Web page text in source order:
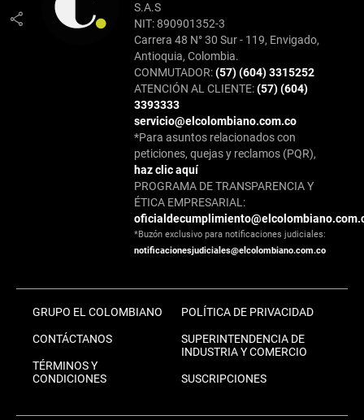
share
S.A.S
NIT: 890901352-3
Carrera 48 N° 30 Sur - 119, Envigado,
Antioquia, Colombia.
CONMUTADOR:(57) (604) 3315252
ATENCIÓN AL CLIENTE:(57) (604)
3393333
servicio@elcolombiano.com.co
*Para asuntos relacionados con
peticiones, quejas y reclamos (PQR),
haz clic aquí
PROGRAMA DE TRANSPARENCIA Y
ÉTICA EMPRESARIAL:
*Buzón exclusivo para notificaciones judiciales:
notificacionesjudiciales@elcolombiano.com.co
GRUPO EL COLOMBIANO
CONTÁCTANOS
TÉRMINOS Y
CONDICIONES
POLÍTICA DE PRIVACIDAD
SUPERINTENDENCIA DE
INDUSTRIA Y COMERCIO
SUSCRIPCIONES